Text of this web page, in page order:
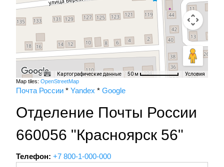
Картографические данные 50 м Условия
Map tiles: OpenStreetMap
Почта России * Yandex * Google
Отделение Почты России
660056 "Красноярск 56"
Телефон: +7 800-1-000-000